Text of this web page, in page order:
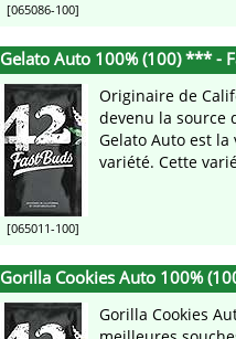
[065086-100]
Gelato Auto 100% (100) *** -
[065011-100]
Originaire de
devenu la source
Gelato Auto est
variété. Cette
Gorilla Cookies Auto 100%
Gorilla Cookies